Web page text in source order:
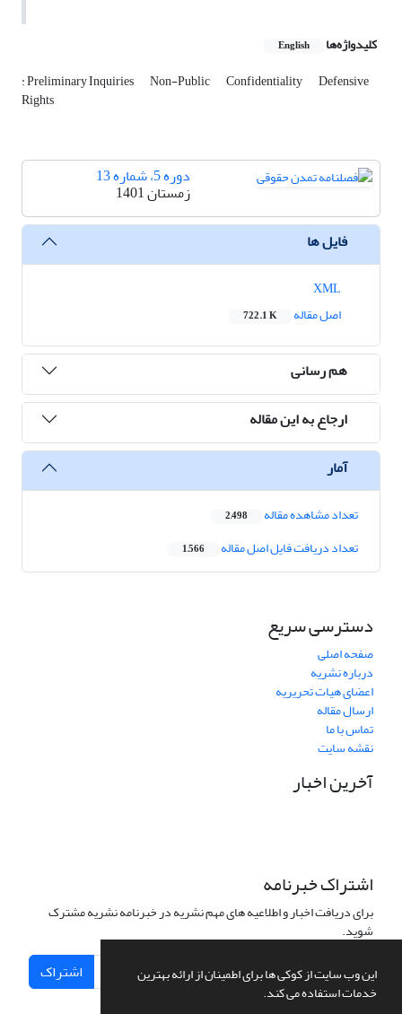
این وب سایت از کوکی ها برای اطمینان از ارائه بهترین
خدمات استفاده می کند.
کلیدواژه‌ها English
: Preliminary Inquiries Non-Public Confidentiality Defensive
Rights
دوره 5، شماره 13
زمستان 1401
فایل ها
اصل مقاله
722.1 K
هم رسانی
ارجاع به این مقاله
آمار
تعداد مشاهده مقاله 2,498
تعداد دریافت فایل اصل مقاله 1,566
دسترسی سریع
صفحه اصلی
درباره نشریه
اعضای هیات تحریریه
ارسال مقاله
تماس با ما
نقشه سایت
آخرین اخبار
اشتراک خبرنامه
برای دریافت اخبار و اطلاعیه های مهم نشریه در خبرنامه نشریه مشترک
شوید.
اشتراک